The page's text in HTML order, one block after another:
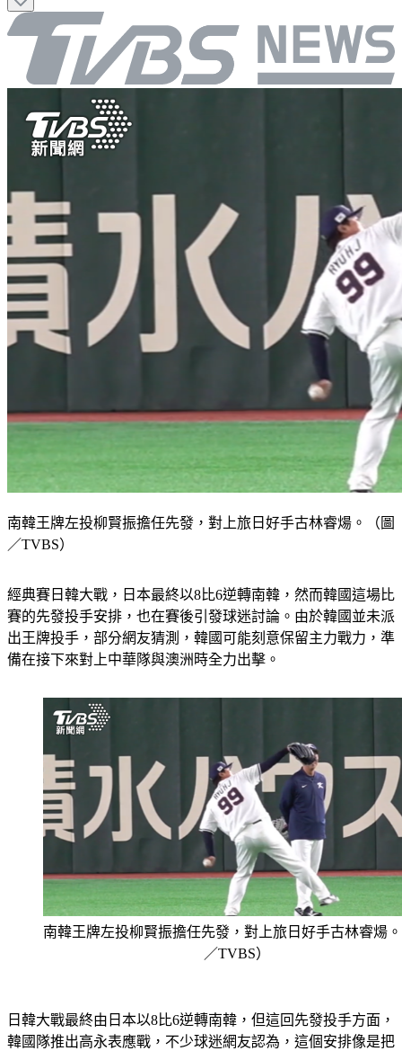
南韓王牌左投柳賢振擔任先發，對上旅日好手古林睿煬。（圖
／TVBS）
經典賽日韓大戰，日本最終以8比6逆轉南韓，然而韓國這場比
賽的先發投手安排，也在賽後引發球迷討論。由於韓國並未派
出王牌投手，部分網友猜測，韓國可能刻意保留主力戰力，準
備在接下來對上中華隊與澳洲時全力出擊。
南韓王牌左投柳賢振擔任先發，對上旅日好手古林睿煬
／TVBS）
日韓大戰最終由日本以8比6逆轉南韓，但這回先發投手方面，
韓國隊推出高永表應戰，不少球迷網友認為，這個安排像是把